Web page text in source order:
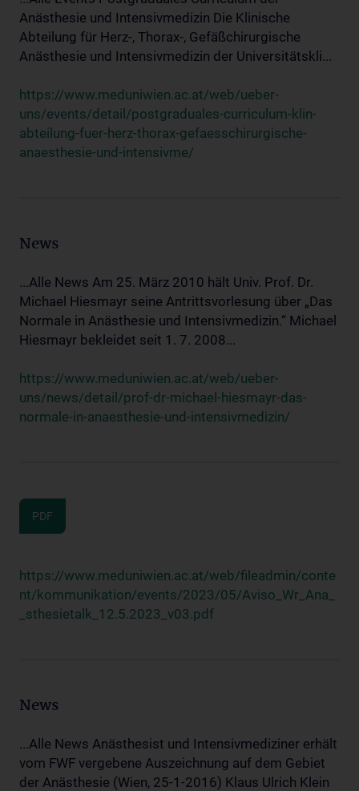
Anästhesie und Intensivmedizin Die Klinische
Abteilung für Herz-, Thorax-, Gefäßchirurgische
Anästhesie und Intensivmedizin der Universitätskli...
https://www.meduniwien.ac.at/web/ueber-
uns/events/detail/postgraduales-curriculum-klin-
abteilung-fuer-herz-thorax-gefaesschirurgische-
anaesthesie-und-intensivme/
News
...Alle News Am 25. März 2010 hält Univ. Prof. Dr.
Michael Hiesmayr seine Antrittsvorlesung über „Das
Normale in Anästhesie und Intensivmedizin.“ Michael
Hiesmayr bekleidet seit 1. 7. 2008...
https://www.meduniwien.ac.at/web/ueber-
uns/news/detail/prof-dr-michael-hiesmayr-das-
normale-in-anaesthesie-und-intensivmedizin/
PDF
https://www.meduniwien.ac.at/web/fileadmin/conte
nt/kommunikation/events/2023/05/Aviso_Wr_Ana_
_sthesietalk_12.5.2023_v03.pdf
News
...Alle News Anästhesist und Intensivmediziner erhält
vom FWF vergebene Auszeichnung auf dem Gebiet
der Anästhesie (Wien, 25-1-2016) Klaus Ulrich Klein